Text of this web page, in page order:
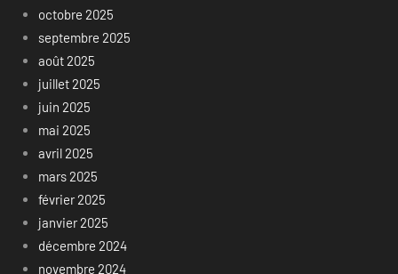
octobre 2025
septembre 2025
août 2025
juillet 2025
juin 2025
mai 2025
avril 2025
mars 2025
février 2025
janvier 2025
décembre 2024
novembre 2024